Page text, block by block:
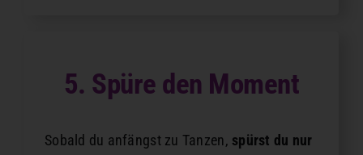
Management
Platform
5. Spüre den Moment
Sobald du anfängst zu Tanzen, spürst du nur